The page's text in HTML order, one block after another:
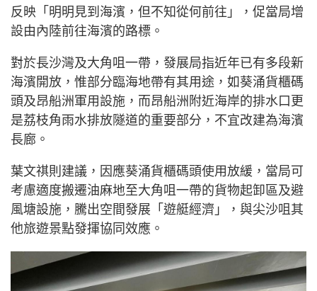
反映「明明見到海濱，但不知從何前往」，促當局增
設由內陸前往海濱的路標。
對於長沙灣及大角咀一帶，發展局指近年已有多段新
海濱開放，惟部分臨海地帶有其用途，如葵涌貨櫃碼
頭及昂船洲軍用設施，而昂船洲附近海岸的排水口更
是荔枝角雨水排放隧道的重要部分，不宜改建為海濱
長廊。
葉文祺則建議，因應葵涌貨櫃碼頭使用放緩，當局可
考慮適度搬遷油麻地至大角咀一帶的貨物起卸區及避
風塘設施，騰出空間發展「遊艇經濟」，與尖沙咀其
他旅遊景點發揮協同效應。